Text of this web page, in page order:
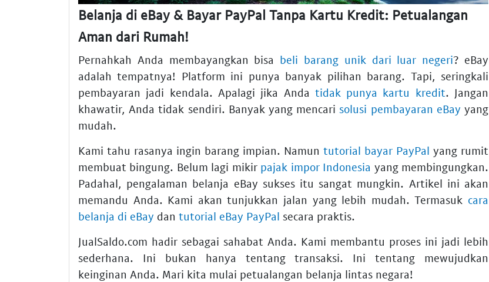
Belanja di eBay & Bayar PayPal Tanpa Kartu Kredit: Petualangan
Aman dari Rumah!
Pernahkah Anda membayangkan bisa beli barang unik dari luar negeri? eBay
adalah tempatnya! Platform ini punya banyak pilihan barang. Tapi, seringkali
pembayaran jadi kendala. Apalagi jika Anda tidak punya kartu kredit. Jangan
khawatir, Anda tidak sendiri. Banyak yang mencarisolusi pembayaran eBay yang
mudah.
Kami tahu rasanya ingin barang impian. Namun tutorial bayar PayPal yang rumit
membuat bingung. Belum lagi mikir pajak impor Indonesia yang membingungkan.
Padahal, pengalaman belanja eBay suksesitu sangat mungkin. Artikel ini akan
memandu Anda. Kami akan tunjukkan jalan yang lebih mudah. Termasuk cara
belanja di eBay dan tutorial eBay PayPal secara praktis.
JualSaldo.com hadir sebagai sahabat Anda. Kami membantu proses ini jadi lebih
sederhana. Ini bukan hanya tentang transaksi. Ini tentang mewujudkan
keinginan Anda. Mari kita mulai petualangan belanja lintas negara!